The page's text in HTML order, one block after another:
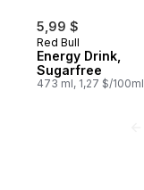
5,99 $
Red Bull
Energy Drink,
Sugarfree
473 ml, 1,27 $/100ml